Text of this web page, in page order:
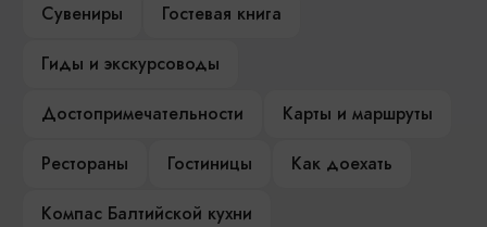
Сувениры
Гостевая книга
Гиды и экскурсоводы
Достопримечательности
Карты и маршруты
Рестораны
Гостиницы
Как доехать
Компас Балтийской кухни